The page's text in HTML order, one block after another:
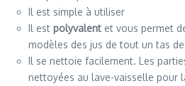
Il est simple à utiliser
Il est polyvalent et vous permet
modèles des jus de tout un tas
Il se nettoie facilement. Les
nettoyées au lave-vaisselle pour